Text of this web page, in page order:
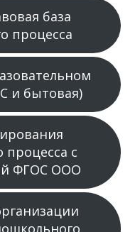
база
процесса
и бытовая)
процесса с
ФГОС ООО